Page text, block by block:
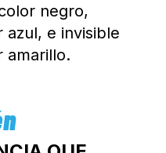
negro,
azul, e invisible
amarillo.